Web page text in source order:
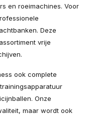
en roeimachines. Voor
Deze
vrije
ook complete
Onze
maar wordt ook